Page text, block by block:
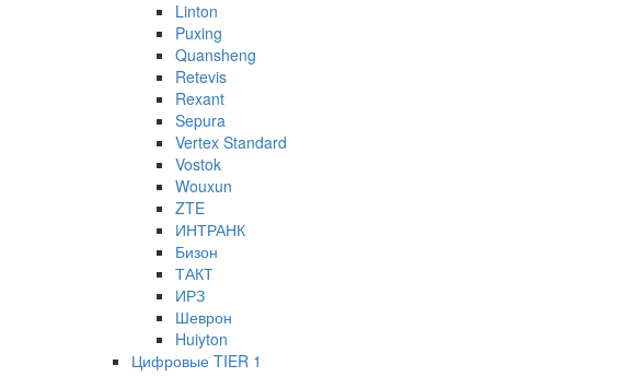
Linton
Puxing
Quansheng
Retevis
Rexant
Sepura
Vertex Standard
Vostok
Wouxun
ZTE
ИНТРАНК
Бизон
ТАКТ
ИРЗ
Шеврон
Huiyton
Цифровые TIER 1